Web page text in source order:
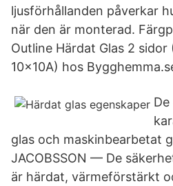
ljusförhållanden påverkar
när den är monterad.
Outline Härdat Glas 2
10x10A) hos
glas och maskinbearbetat
JACOBSSON — De
är härdat, värmeförstärkt